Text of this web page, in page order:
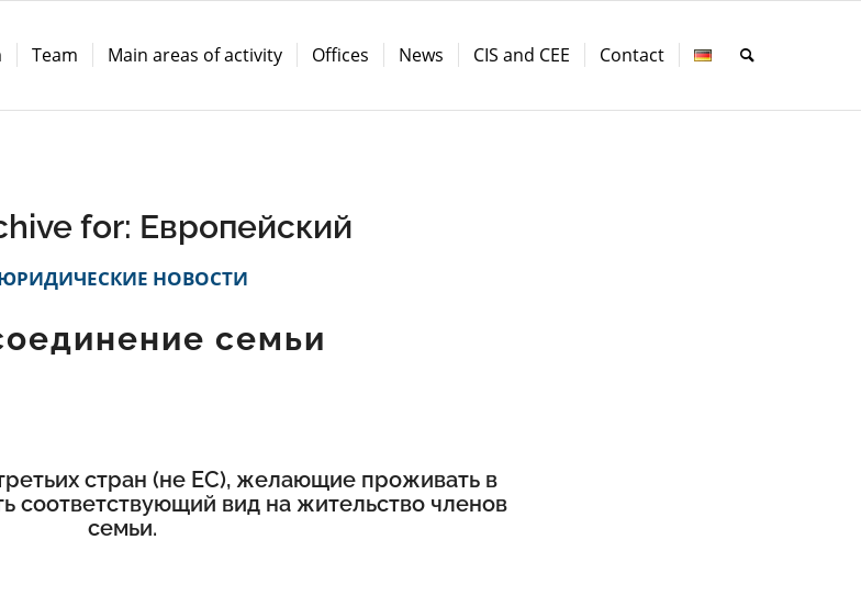
Team Main areas of activity Offices News CIS and CEE Contact
for: Европейский
НОВОСТИ
семьи
стран (не ЕС), желающие проживать в
соответствующий вид на жительство членов
семьи.